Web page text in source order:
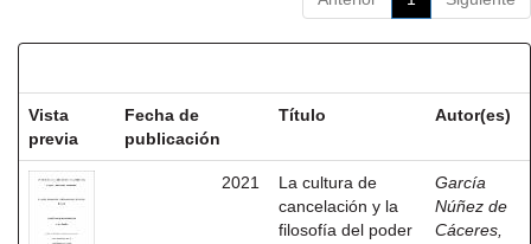
Vista
previa
Fecha de
publicación
Título Autor(es)
2021
La cultura de
cancelación y la
filosofía del poder
García
Núñez de
Cáceres,